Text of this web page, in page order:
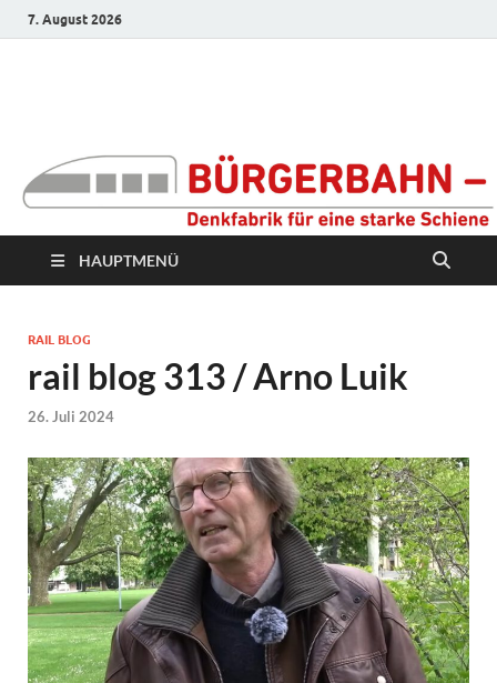
7. August 2026
Denkfabrik für eine
starke Schiene
HAUPTMENÜ
RAIL BLOG
rail blog 313 / Arno Luik
26. Juli 2024